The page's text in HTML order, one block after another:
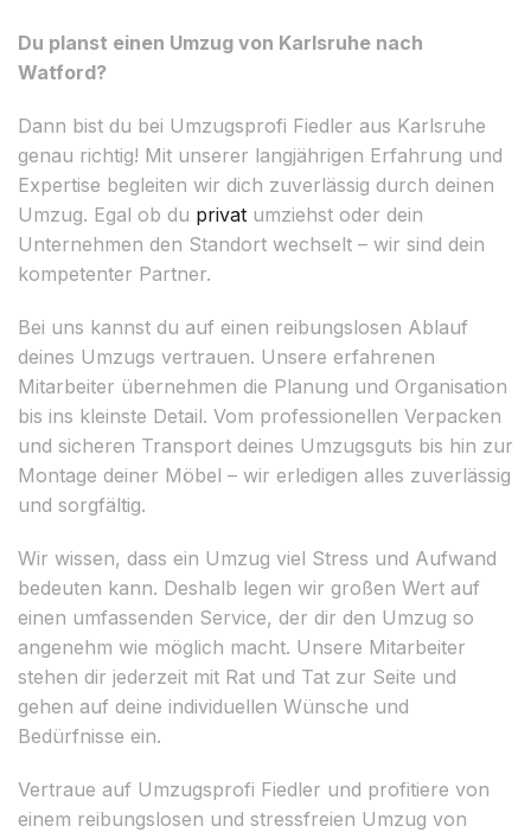
Du planst einen Umzug von Karlsruhe nach
Watford?
Dann bist du bei Umzugsprofi Fiedler aus Karlsruhe
genau richtig! Mit unserer langjährigen Erfahrung und
Expertise begleiten wir dich zuverlässig durch deinen
Umzug. Egal ob du privat umziehst oder dein
Unternehmen den Standort wechselt – wir sind dein
kompetenter Partner.
Bei uns kannst du auf einen reibungslosen Ablauf
deines Umzugs vertrauen. Unsere erfahrenen
Mitarbeiter übernehmen die Planung und Organisation
bis ins kleinste Detail. Vom professionellen Verpacken
und sicheren Transport deines Umzugsguts bis hin zur
Montage deiner Möbel – wir erledigen alles zuverlässig
und sorgfältig.
Wir wissen, dass ein Umzug viel Stress und Aufwand
bedeuten kann. Deshalb legen wir großen Wert auf
einen umfassenden Service, der dir den Umzug so
angenehm wie möglich macht. Unsere Mitarbeiter
stehen dir jederzeit mit Rat und Tat zur Seite und
gehen auf deine individuellen Wünsche und
Bedürfnisse ein.
Vertraue auf Umzugsprofi Fiedler und profitiere von
einem reibungslosen und stressfreien Umzug von